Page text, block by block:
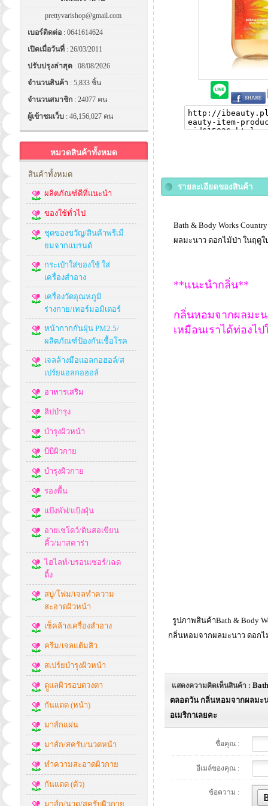
prettyvarishop@gmail.com
เบอร์ติดต่อ : 0641614624
เปิดเมื่อวันที่ : 26/03/2011
ปรับปรุงล่าสุด : 08/08/2026
จำนวนสินค้า : 5,833 ชิ้น
จำนวนสมาชิก : 24077 คน
ผู้เข้าชมเว็บ : 46,156,027 คน
หมวดสินค้าทั้งหมด
สินค้าทั้งหมด
ผลิตภัณฑ์ดีที่แนะนำ
ของใช้ทั่วไป
ชุดของขวัญ/สินค้าพรีเมี่
ยมจากแบรนด์
กระเป๋าใส่ของใช้ ใส่
เครื่องสำอาง
เครื่องวัดอุณหภูมิ
ร่างกาย/เทอร์มอมิเตอร์
หน้ากากกันฝุ่น PM2.5/
ผลิตภัณฑ์ป้องกันเชื้อโรค
เจลล้างมือแอลกอฮอล์/ส
เปร์ยแอลกอฮอล์
อาหารเสริม
ลิปบำรุง
บำรุงผิวหน้า
บีบีผิวกาย
บำรุงผิวกาย
รองพื้น
แป้งพัฟ/แป้งฝุ่น
อายเชโดว์/ดินสอเขียน
คิ้ว/มาสคาร่า
ไฮไลท์/บรอนเซอร์/เฉด
ดิ้ง
สบู่/โฟม/เจลทำความ
สะอาดผิวหน้า
เช็คล้างเครื่องสำอาง
ครีม/เจลแต้มสิว
สเปร์ยบำรุงผิวหน้า
ดููแลผิวรอบดวงตา
กันแดด (หน้า)
มาส์กแผ่น
มาส์ก/สครับ/นวดหน้า
ทำความสะอาดผิวกาย
กันแดด (ตัว)
มาส์ก/นวด/สครับผิวกาย
รายละเอียดของสินค้า
Bath & Body Works
ผลมะนาว ดอกไม้ป่า ในฤดู
**แนะนำกลิ่น**
กลิ่นหอมจากผลมะ
เหมือนเราได้ท่องไ
รูปภาพสินค้าBath & Body
กลิ่นหอมจากผลมะนาว ดอกไ
แสดงความคิดเห็นสินค้า :
ตลอดวัน กลิ่นหอมจากผลมะ
อเมริกาเลยคะ
ชื่อคุณ :
อีเมล์ของคุณ :
ข้อความ :